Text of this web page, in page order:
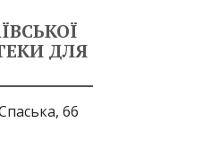
ДЛЯ
66